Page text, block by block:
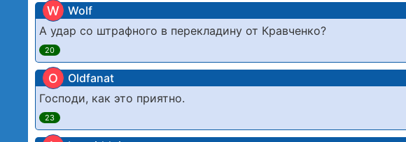
W Wolf
А удар со штрафного в перекладину от Кравченко?
20
O Oldfanat
Господи, как это приятно.
23